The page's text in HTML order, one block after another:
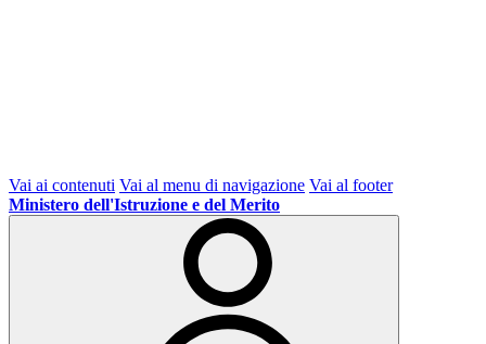
Vai ai contenuti Vai al menu di navigazione Vai al footer
Ministero dell'Istruzione e del Merito